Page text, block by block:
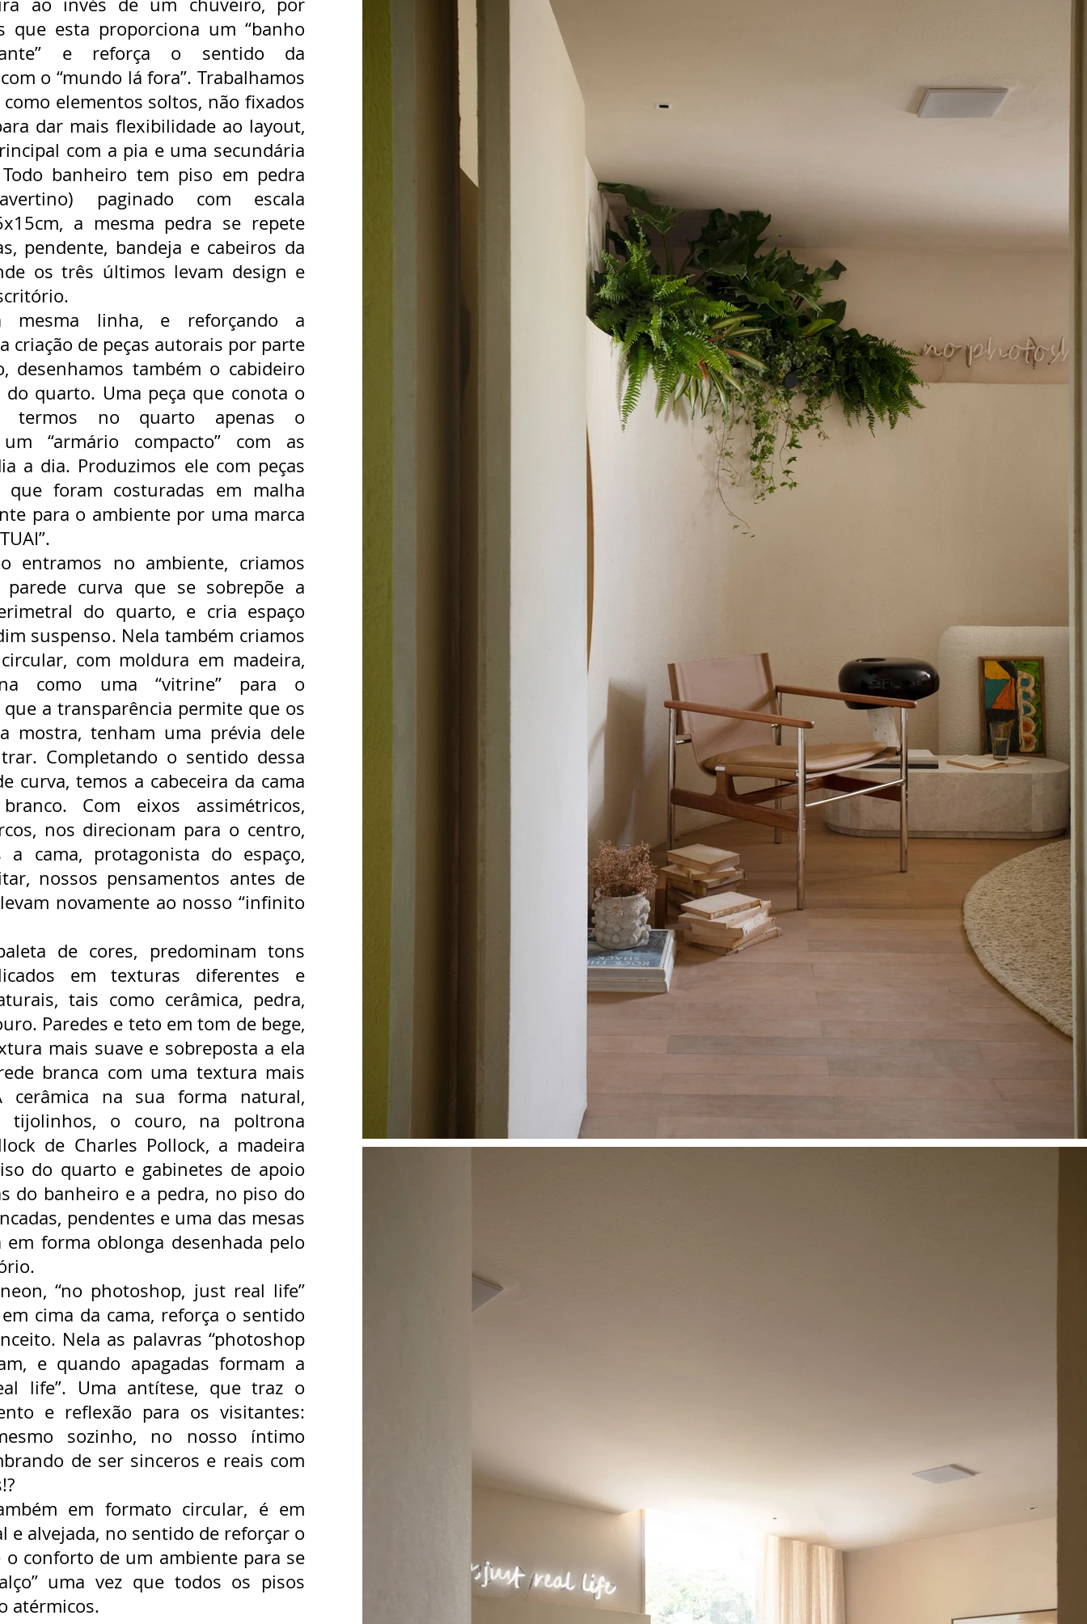
que esta proporciona um “banho
e reforça o sentido da
o “mundo lá fora”. Trabalhamos
como elementos soltos, não fixados
dar mais flexibilidade ao layout,
com a pia e uma secundária
banheiro tem piso em pedra
paginado com escala
a mesma pedra se repete
pendente, bandeja e cabeiros da
os três últimos levam design e
mesma linha, e reforçando a
criação de peças autorais por parte
desenhamos também o cabideiro
quarto. Uma peça que conota o
termos no quarto apenas o
um “armário compacto” com as
a dia. Produzimos ele com peças
que foram costuradas em malha
para o ambiente por uma marca
entramos no ambiente, criamos
curva que se sobrepõe a
do quarto, e cria espaço
suspenso. Nela também criamos
com moldura em madeira,
como uma “vitrine” para o
a transparência permite que os
mostra, tenham uma prévia dele
Completando o sentido dessa
curva, temos a cabeceira da cama
Com eixos assimétricos,
nos direcionam para o centro,
a cama, protagonista do espaço,
nossos pensamentos antes de
novamente ao nosso “infinito
de cores, predominam tons
em texturas diferentes e
tais como cerâmica, pedra,
Paredes e teto em tom de bege,
mais suave e sobreposta a ela
branca com uma textura mais
cerâmica na sua forma natural,
tijolinhos, o couro, na poltrona
de Charles Pollock, a madeira
do quarto e gabinetes de apoio
do banheiro e a pedra, no piso do
pendentes e uma das mesas
em forma oblonga desenhada pelo
“no photoshop, just real life”
cima da cama, reforça o sentido
Nela as palavras “photoshop
e quando apagadas formam a
life”. Uma antítese, que traz o
e reflexão para os visitantes:
sozinho, no nosso íntimo
de ser sinceros e reais com
em formato circular, é em
e alvejada, no sentido de reforçar o
o conforto de um ambiente para se
uma vez que todos os pisos
atérmicos.